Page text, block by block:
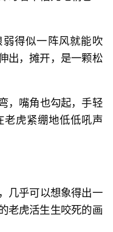
弱得似一阵风就能吹
出，摊开，是一颗松
，嘴角也勾起，手轻
虎紧绷地低低吼声
几乎可以想象得出一
老虎活生生咬死的画